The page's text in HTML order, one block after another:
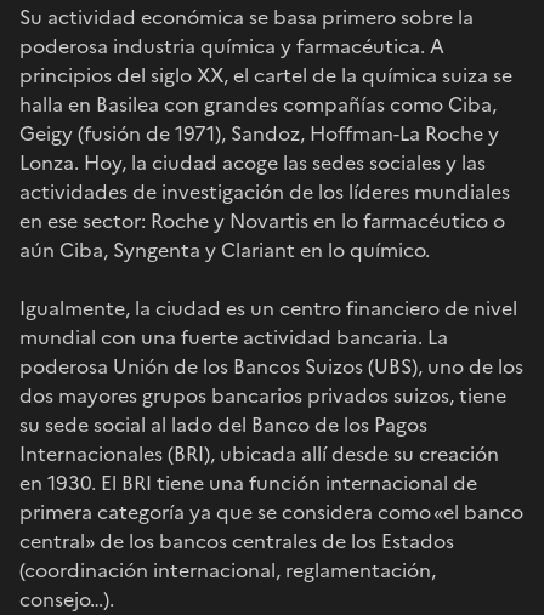
Su actividad económica se basa primero sobre la
poderosa industria química y farmacéutica. A
principios del siglo XX, el cartel de la química suiza se
halla en Basilea con grandes compañías como Ciba,
Geigy (fusión de 1971), Sandoz, Hoffman-La Roche y
Lonza. Hoy, la ciudad acoge las sedes sociales y las
actividades de investigación de los líderes mundiales
en ese sector: Roche y Novartis en lo farmacéutico o
aún Ciba, Syngenta y Clariant en lo químico.
Igualmente, la ciudad es un centro financiero de nivel
mundial con una fuerte actividad bancaria. La
poderosa Unión de los Bancos Suizos (UBS), uno de los
dos mayores grupos bancarios privados suizos, tiene
su sede social al lado del Banco de los Pagos
Internacionales (BRI), ubicada allí desde su creación
en 1930. El BRI tiene una función internacional de
primera categoría ya que se considera como «el banco
central» de los bancos centrales de los Estados
(coordinación internacional, reglamentación,
consejo…).